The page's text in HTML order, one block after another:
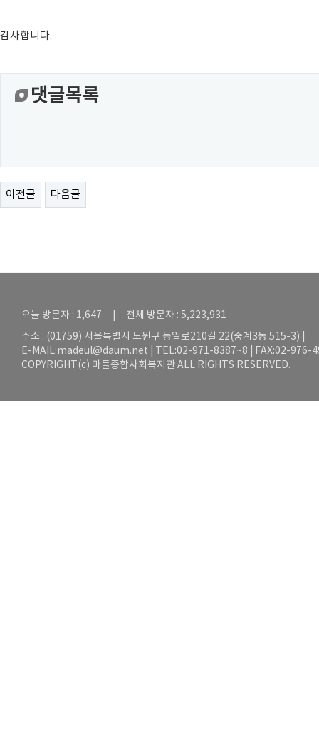
감사합니다.
댓글목록
이전글 다음글
오늘 방문자 : 1,647 | 전체 방문자 : 5,223,931
주소 : (01759) 서울특별시 노원구 동일로210길 22(중계3동 515-3) |
E-MAIL:madeul@daum.net | TEL:02-971-8387~8 | FAX:02-976-
COPYRIGHT(c) 마들종합사회복지관 ALL RIGHTS RESERVED.